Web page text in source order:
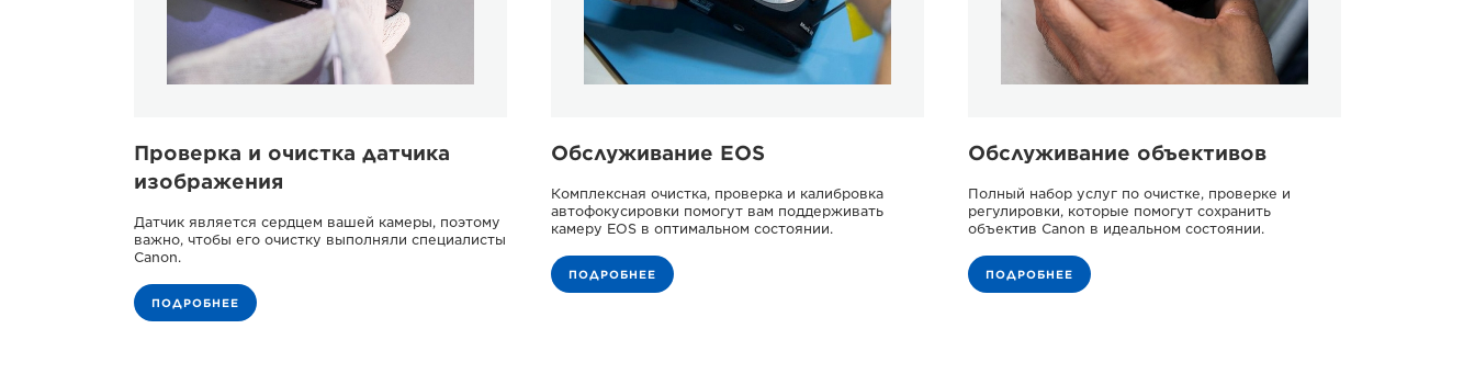
Проверка и очистка датчика
изображения
Датчик является сердцем вашей камеры, поэтому
важно, чтобы его очистку выполняли специалисты
Canon.
ПОДРОБНЕЕ
Обслуживание EOS
Комплексная очистка, проверка и калибровка
автофокусировки помогут вам поддерживать
камеру EOS в оптимальном состоянии.
ПОДРОБНЕЕ
Обслуживание объективов
Полный набор услуг по очистке, проверке и
регулировки, которые помогут сохранить
объектив Canon в идеальном состоянии.
ПОДРОБНЕЕ